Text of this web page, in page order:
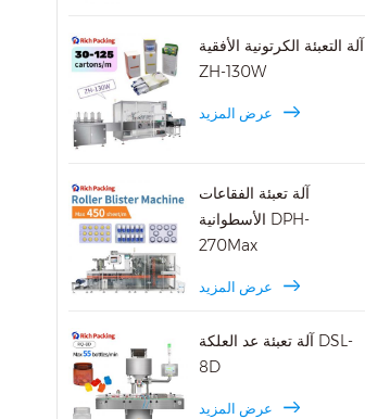
آلة التعبئة الكرتونية الأفقية
ZH-130W
عرض المزيد
آلة تعبئة الفقاعات
الأسطوانية DPH-
270Max
عرض المزيد
آلة تعبئة عد العلكة DSL-
8D
عرض المزيد